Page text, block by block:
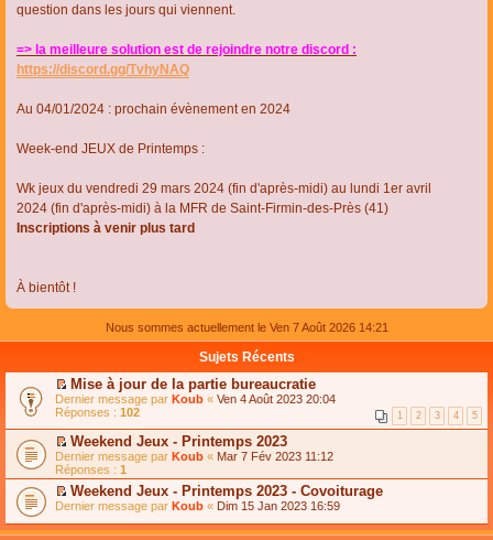
question dans les jours qui viennent.
=> la meilleure solution est de rejoindre notre discord :
https://discord.gg/TvhyNAQ
Au 04/01/2024 : prochain évènement en 2024
Week-end JEUX de Printemps :
Wk jeux du vendredi 29 mars 2024 (fin d'après-midi) au lundi 1er avril
2024 (fin d'après-midi) à la MFR de Saint-Firmin-des-Près (41)
Inscriptions à venir plus tard
À bientôt !
Nous sommes actuellement le Ven 7 Août 2026 14:21
Sujets Récents
C
o
n
s
u
l
t
e
r
l
e
Mise à jour de la partie bureaucratie
Dernier message par Koub « Ven 4 Août 2023 20:04
Réponses : 102 1 2 3 4 5
C
o
n
s
u
t
Weekend Jeux - Printemps 2023
Dernier message par Koub « Mar 7 Fév 2023 11:12
Réponses : 1
C
n
Weekend Jeux - Printemps 2023 - Covoiturage
Dernier message par Koub « Dim 15 Jan 2023 16:59